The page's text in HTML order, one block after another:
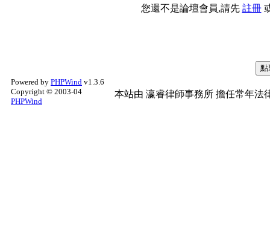
您還不是論壇會員,請先 註冊
Powered by PHPWind v1.3.6
Copyright © 2003-04
PHPWind
本站由 瀛睿律師事務所 擔任常年法